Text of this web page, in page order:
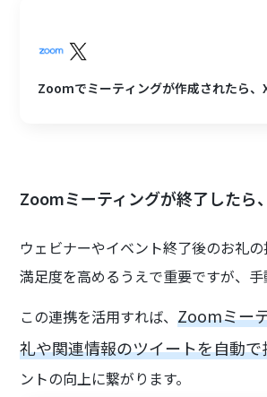
Zoomでミーティングが作成されたら
Zoomミーティングが終了した
ウェビナーやイベント終了後のお礼
満足度を高めるうえで重要ですが、
この連携を活用すれば、Zoomミー
礼や関連情報のツイートを自動
ントの向上に繋がります。